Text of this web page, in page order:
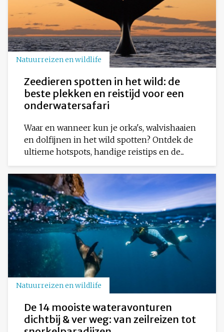
Natuurreizen en wildlife
Zeedieren spotten in het wild: de
beste plekken en reistijd voor een
onderwatersafari
Waar en wanneer kun je orka's, walvishaaien
en dolfijnen in het wild spotten? Ontdek de
ultieme hotspots, handige reistips en de...
Natuurreizen en wildlife
De 14 mooiste wateravonturen
dichtbij & ver weg: van zeilreizen tot